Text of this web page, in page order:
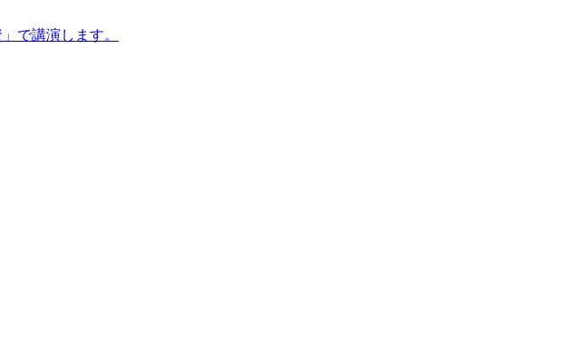
で講演します。